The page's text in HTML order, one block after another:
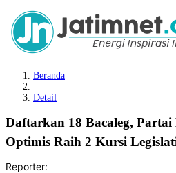
Beranda
Detail
Daftarkan 18 Bacaleg,
Optimis Raih 2 Kursi
Reporter: